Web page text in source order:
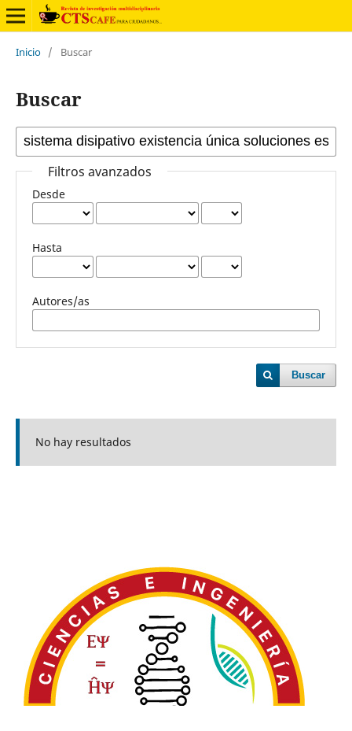
Inicio / Buscar
Buscar
Filtros avanzados
Desde
Hasta
Autores/as
Buscar
No hay resultados